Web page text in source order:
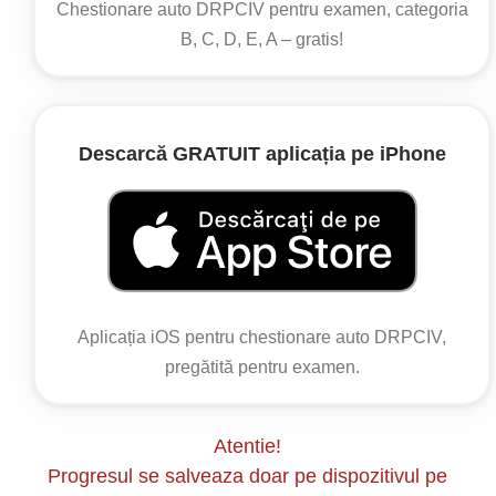
Insuficiență respiratorie (dacă arsurile afectează
căile respiratorii).
Chestionare auto DRPCIV pentru examen, categoria
B, C, D, E, A – gratis!
Descarcă GRATUIT aplicația pe iPhone
Aplicația iOS pentru chestionare auto DRPCIV,
pregătită pentru examen.
Atentie!
Progresul se salveaza doar pe dispozitivul pe